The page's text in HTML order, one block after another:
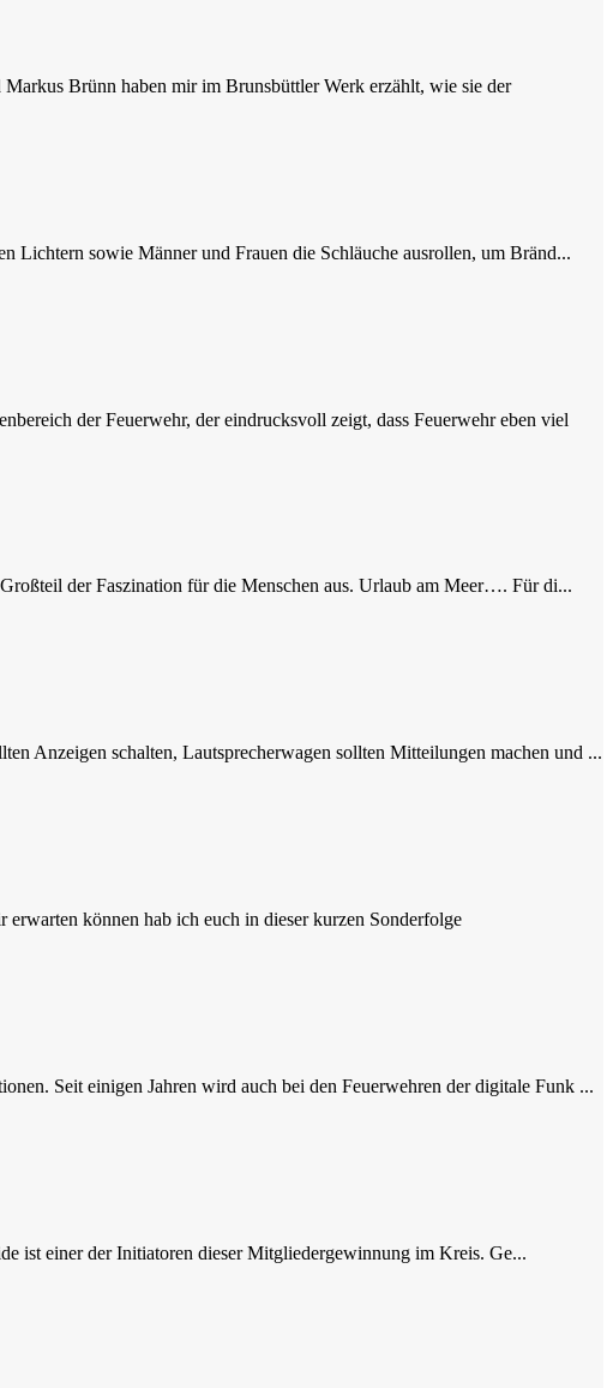
Brünn haben mir im Brunsbüttler Werk erzählt, wie sie der
Lichtern sowie Männer und Frauen die Schläuche ausrollen, um Bränd...
der Feuerwehr, der eindrucksvoll zeigt, dass Feuerwehr eben viel
der Faszination für die Menschen aus. Urlaub am Meer…. Für di...
Anzeigen schalten, Lautsprecherwagen sollten Mitteilungen machen und ...
können hab ich euch in dieser kurzen Sonderfolge
Seit einigen Jahren wird auch bei den Feuerwehren der digitale Funk ...
ist einer der Initiatoren dieser Mitgliedergewinnung im Kreis. Ge...